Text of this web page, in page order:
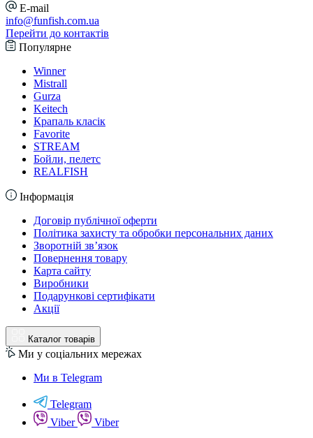
E-mail
info@funfish.com.ua
Перейти до контактів
Популярне
Winner
Mistrall
Gurza
Keitech
Крапаль класік
Favorite
STREAM
Бойли, пелетс
REALFISH
Інформація
Договір публічної оферти
Політика захисту та обробки персональних даних
Зворотній зв’язок
Повернення товару
Карта сайту
Виробники
Подарункові сертифікати
Акції
Каталог товарів
Ми у соціальних мережах
Ми в Telegram
Telegram
Viber
Viber